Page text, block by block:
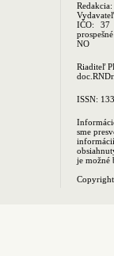
Redakcia:
IČO: 37
NO
Riaditeľ
ISSN:
sme
je možné